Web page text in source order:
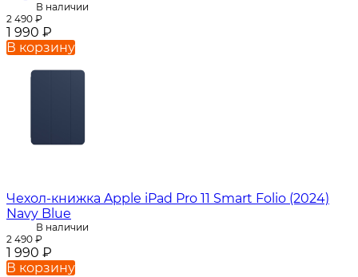
В наличии
2 490 ₽
1 990 ₽
В корзину
Чехол-книжка Apple iPad Pro 11 Smart Folio (2024)
Navy Blue
В наличии
2 490 ₽
1 990 ₽
В корзину